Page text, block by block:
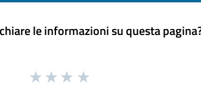
le informazioni su questa